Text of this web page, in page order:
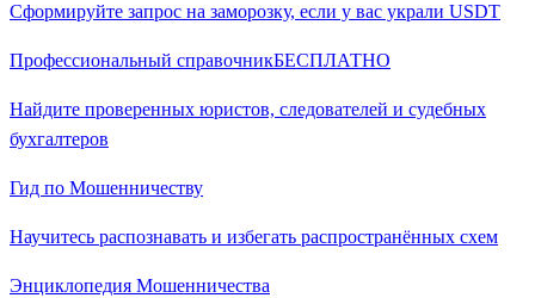
Сформируйте запрос на заморозку, если у вас украли USDT
Профессиональный справочникБЕСПЛАТНО
Найдите проверенных юристов, следователей и судебных
бухгалтеров
Гид по Мошенничеству
Научитесь распознавать и избегать распространённых схем
Энциклопедия Мошенничества